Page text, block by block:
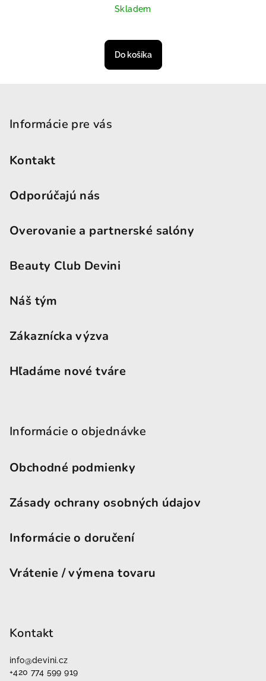
Skladem
Do košíka
Informácie pre vás
Kontakt
Odporúčajú nás
Overovanie a partnerské salóny
Beauty Club Devini
Náš tým
Zákaznícka výzva
Hľadáme nové tváre
Informácie o objednávke
Obchodné podmienky
Zásady ochrany osobných údajov
Informácie o doručení
Vrátenie / výmena tovaru
Kontakt
info@devini.cz
+420 774 599 919